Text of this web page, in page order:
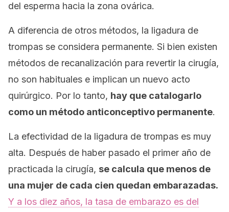
del esperma hacia la zona ovárica.
A diferencia de otros métodos, la ligadura de
trompas se considera permanente. Si bien existen
métodos de recanalización para revertir la cirugía,
no son habituales e implican un nuevo acto
quirúrgico. Por lo tanto, hay que catalogarlo
como un método anticonceptivo permanente.
La efectividad de la ligadura de trompas es muy
alta. Después de haber pasado el primer año de
practicada la cirugía, se calcula que menos de
una mujer de cada cien quedan embarazadas.
Y a los diez años, la tasa de embarazo es del